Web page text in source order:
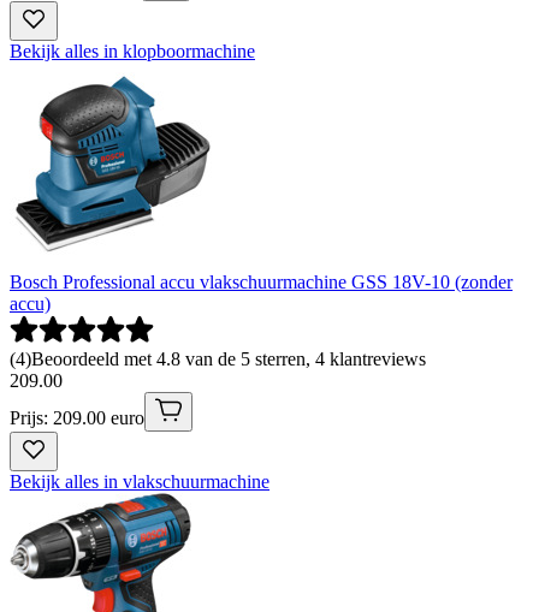
Bekijk alles in klopboormachine
Bosch Professional accu vlakschuurmachine GSS 18V-10 (zonder
accu)
(4)Beoordeeld met 4.8 van de 5 sterren, 4 klantreviews
209.00
Prijs: 209.00 euro
Bekijk alles in vlakschuurmachine